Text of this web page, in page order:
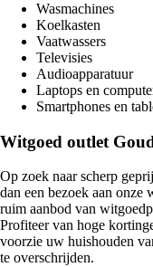
Wasmachines
Koelkasten
Vaatwassers
Televisies
Audioapparatuur
Laptops en
Smartphones en
Witgoed outlet
Op zoek naar scherp
dan een bezoek aan
ruim aanbod van
Profiteer van hoge
voorzie uw huishouden
te overschrijden.